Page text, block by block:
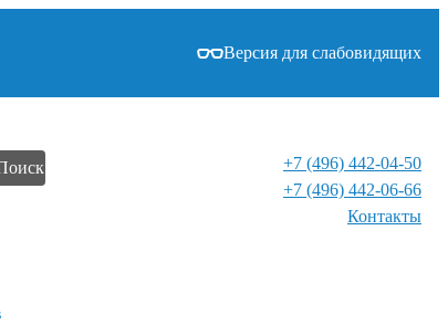
Версия для слабовидящих
+7 (496) 442-04-50
+7 (496) 442-06-66
Контакты⁠